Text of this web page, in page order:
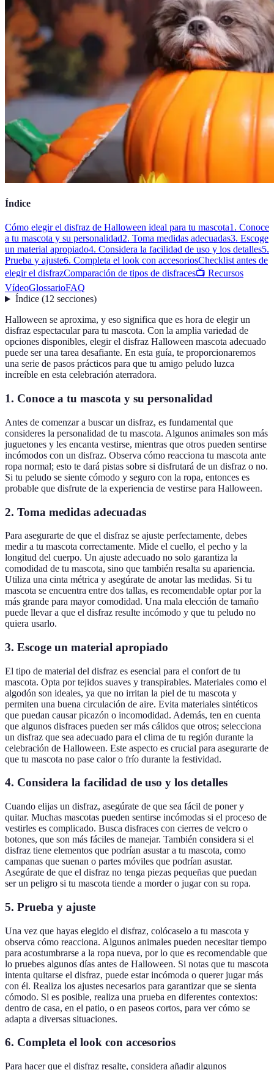
Índice
Cómo elegir el disfraz de Halloween ideal para tu mascota1. Conoce
a tu mascota y su personalidad2. Toma medidas adecuadas3. Escoge
un material apropiado4. Considera la facilidad de uso y los detalles5.
Prueba y ajuste6. Completa el look con accesoriosChecklist antes de
elegir el disfrazComparación de tipos de disfraces📺 Recursos
VídeoGlossarioFAQ
Índice(12 secciones)
Halloween se aproxima, y eso significa que es hora de elegir un
disfraz espectacular para tu mascota. Con la amplia variedad de
opciones disponibles, elegir el disfraz Halloween mascota adecuado
puede ser una tarea desafiante. En esta guía, te proporcionaremos
una serie de pasos prácticos para que tu amigo peludo luzca
increíble en esta celebración aterradora.
1. Conoce a tu mascota y su personalidad
Antes de comenzar a buscar un disfraz, es fundamental que
consideres la personalidad de tu mascota. Algunos animales son más
juguetones y les encanta vestirse, mientras que otros pueden sentirse
incómodos con un disfraz. Observa cómo reacciona tu mascota ante
ropa normal; esto te dará pistas sobre si disfrutará de un disfraz o no.
Si tu peludo se siente cómodo y seguro con la ropa, entonces es
probable que disfrute de la experiencia de vestirse para Halloween.
2. Toma medidas adecuadas
Para asegurarte de que el disfraz se ajuste perfectamente, debes
medir a tu mascota correctamente. Mide el cuello, el pecho y la
longitud del cuerpo. Un ajuste adecuado no solo garantiza la
comodidad de tu mascota, sino que también resalta su apariencia.
Utiliza una cinta métrica y asegúrate de anotar las medidas. Si tu
mascota se encuentra entre dos tallas, es recomendable optar por la
más grande para mayor comodidad. Una mala elección de tamaño
puede llevar a que el disfraz resulte incómodo y que tu peludo no
quiera usarlo.
3. Escoge un material apropiado
El tipo de material del disfraz es esencial para el confort de tu
mascota. Opta por tejidos suaves y transpirables. Materiales como el
algodón son ideales, ya que no irritan la piel de tu mascota y
permiten una buena circulación de aire. Evita materiales sintéticos
que puedan causar picazón o incomodidad. Además, ten en cuenta
que algunos disfraces pueden ser más cálidos que otros; selecciona
un disfraz que sea adecuado para el clima de tu región durante la
celebración de Halloween. Este aspecto es crucial para asegurarte de
que tu mascota no pase calor o frío durante la festividad.
4. Considera la facilidad de uso y los detalles
Cuando elijas un disfraz, asegúrate de que sea fácil de poner y
quitar. Muchas mascotas pueden sentirse incómodas si el proceso de
vestirles es complicado. Busca disfraces con cierres de velcro o
botones, que son más fáciles de manejar. También considera si el
disfraz tiene elementos que podrían asustar a tu mascota, como
campanas que suenan o partes móviles que podrían asustar.
Asegúrate de que el disfraz no tenga piezas pequeñas que puedan
ser un peligro si tu mascota tiende a morder o jugar con su ropa.
5. Prueba y ajuste
Una vez que hayas elegido el disfraz, colócaselo a tu mascota y
observa cómo reacciona. Algunos animales pueden necesitar tiempo
para acostumbrarse a la ropa nueva, por lo que es recomendable que
lo pruebes algunos días antes de Halloween. Si notas que tu mascota
intenta quitarse el disfraz, puede estar incómoda o querer jugar más
con él. Realiza los ajustes necesarios para garantizar que se sienta
cómodo. Si es posible, realiza una prueba en diferentes contextos:
dentro de casa, en el patio, o en paseos cortos, para ver cómo se
adapta a diversas situaciones.
6. Completa el look con accesorios
Para hacer que el disfraz resalte, considera añadir algunos